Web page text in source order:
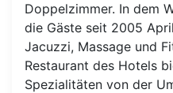
Doppelzimmer. In dem
die Gäste seit 2005
Jacuzzi, Massage und
Restaurant des Hotels
Spezialitäten von der